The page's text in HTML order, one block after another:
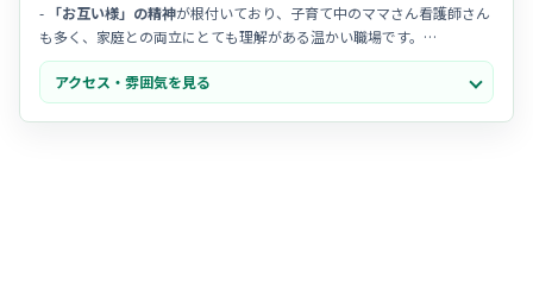
- 「お互い様」の精神が根付いており、子育て中のママさん看護師さん
も多く、家庭との両立にとても理解がある温かい職場です。
- 定着率が高く勤続年数の長いスタッフが多いため、チームワークが抜
群で、中途入職の方も馴染みやすい穏やかな雰囲気があります。
- 地域に根ざした慢性期医療を提供しており、患者様やそのご家族との
アクセス・雰囲気を見る